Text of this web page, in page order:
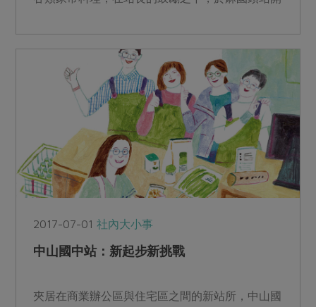
2017-07-01社內大小事
中山國中站：新起步新挑戰
夾居在商業辦公區與住宅區之間的新站所，中山國